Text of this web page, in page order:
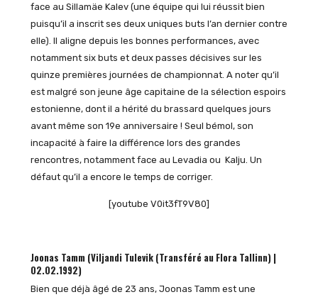
face au Sillamäe Kalev (une équipe qui lui réussit bien
puisqu’il a inscrit ses deux uniques buts l’an dernier contre
elle). Il aligne depuis les bonnes performances, avec
notamment six buts et deux passes décisives sur les
quinze premières journées de championnat. A noter qu’il
est malgré son jeune âge capitaine de la sélection espoirs
estonienne, dont il a hérité du brassard quelques jours
avant même son 19e anniversaire ! Seul bémol, son
incapacité à faire la différence lors des grandes
rencontres, notamment face au Levadia ou Kalju. Un
défaut qu’il a encore le temps de corriger.
[youtube V0it3fT9V80]
Joonas Tamm (Viljandi Tulevik (Transféré au Flora Tallinn) |
02.02.1992)
Bien que déjà âgé de 23 ans, Joonas Tamm est une